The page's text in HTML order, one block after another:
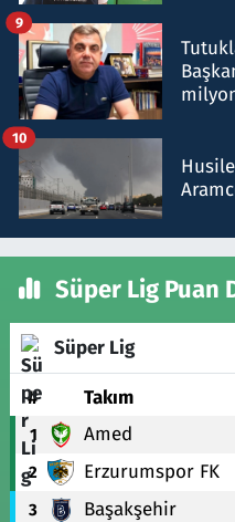
9
10
Süper Lig Puan
Süper Lig
# Takım
1 Amed
2 Erzurumspor FK
3 Başakşehir